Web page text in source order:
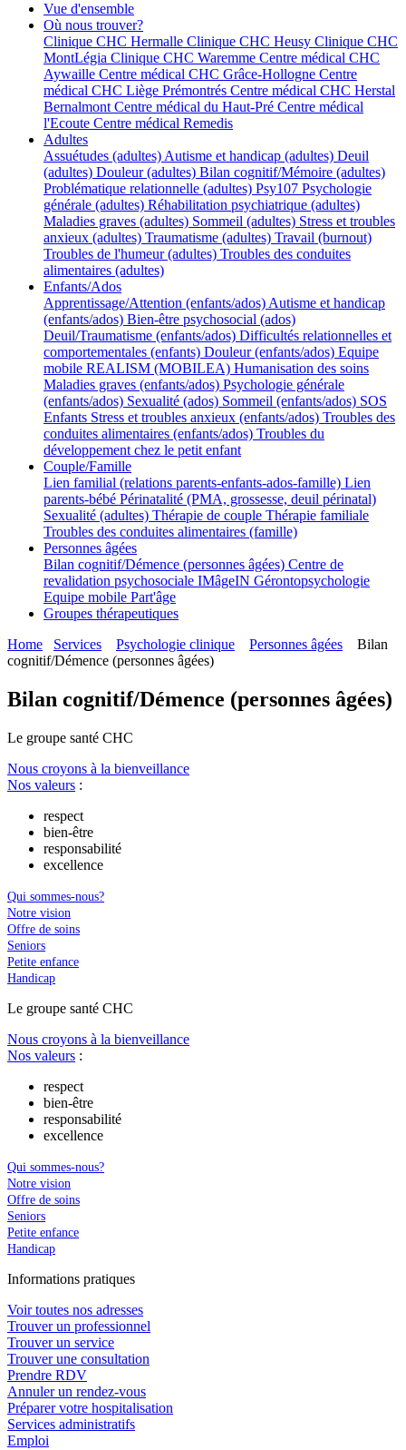
Vue d'ensemble
Où nous trouver?
Clinique CHC Hermalle Clinique CHC Heusy Clinique CHC
MontLégia Clinique CHC Waremme Centre médical CHC
Aywaille Centre médical CHC Grâce-Hollogne Centre
médical CHC Liège Prémontrés Centre médical CHC Herstal
BernalmontCentre médical du Haut-Pré Centre médical
l'Ecoute Centre médical Remedis
Adultes
Assuétudes (adultes)Autisme et handicap (adultes) Deuil
(adultes) Douleur (adultes) Bilan cognitif/Mémoire (adultes)
Problématique relationnelle (adultes) Psy107 Psychologie
générale (adultes) Réhabilitation psychiatrique (adultes)
Maladies graves (adultes) Sommeil (adultes) Stress et troubles
anxieux (adultes) Traumatisme (adultes) Travail (burnout)
Troubles de l'humeur (adultes) Troubles des conduites
alimentaires (adultes)
Enfants/Ados
Apprentissage/Attention (enfants/ados)Autisme et handicap
(enfants/ados) Bien-être psychosocial (ados)
Deuil/Traumatisme (enfants/ados) Difficultés relationnelles et
comportementales (enfants) Douleur (enfants/ados) Equipe
mobile REALISM (MOBILEA) Humanisation des soins
Maladies graves (enfants/ados) Psychologie générale
(enfants/ados) Sexualité (ados) Sommeil (enfants/ados) SOS
Enfants Stress et troubles anxieux (enfants/ados) Troubles des
conduites alimentaires (enfants/ados) Troubles du
développement chez le petit enfant
Couple/Famille
Lien familial (relations parents-enfants-ados-famille) Lien
parents-bébé Périnatalité (PMA, grossesse, deuil périnatal)
Sexualité (adultes) Thérapie de couple Thérapie familiale
Troubles des conduites alimentaires (famille)
Personnes âgées
Bilan cognitif/Démence (personnes âgées) Centre de
revalidation psychosociale IMâgeIN Gérontopsychologie
Equipe mobile Part'âge
Groupes thérapeutiques
Home
Services Psychologie clinique Personnes âgées
Bilan
cognitif/Démence (personnes âgées)
Bilan cognitif/Démence (personnes âgées)
Le groupe santé CHC
Nous croyons à la bienveillance
Nos valeurs :
respect
bien-être
responsabilité
excellence
Qui sommes-nous?
Notre vision
Offre de soins
Seniors
Petite enfance
Handicap
Le groupe santé CHC
Nous croyons à la bienveillance
Nos valeurs :
respect
bien-être
responsabilité
excellence
Qui sommes-nous?
Notre vision
Offre de soins
Seniors
Petite enfance
Handicap
Informations pratiques
Voir toutes nos adresses
Trouver un professionnel
Trouver un service
Trouver une consultation
Prendre RDV
Annuler un rendez-vous
Préparer votre hospitalisation
Services administratifs
Emploi​